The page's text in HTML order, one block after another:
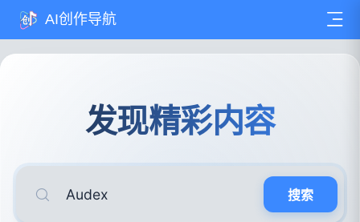
AI创作导航
发现精彩内容
搜索